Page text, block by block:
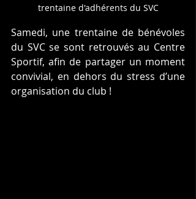
trentaine d'adhérents du SVC
Samedi, une trentaine de bénévoles
du SVC se sont retrouvés au Centre
Sportif, afin de partager un moment
convivial, en dehors du stress d’une
organisation du club !